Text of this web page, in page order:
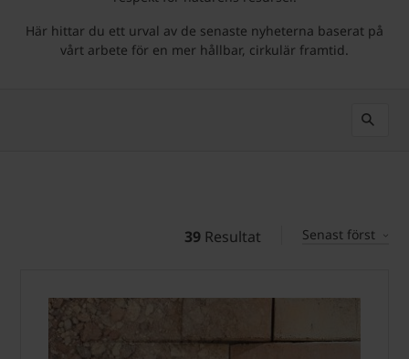
Här hittar du ett urval av de senaste nyheterna baserat på
vårt arbete för en mer hållbar, cirkulär framtid.
39 Resultat Senast först